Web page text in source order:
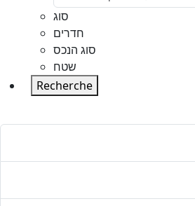
סוג
חדרים
סוג הנכס
שטח
Recherche